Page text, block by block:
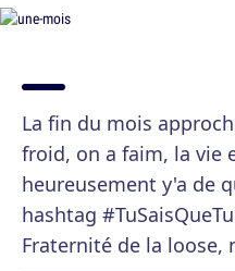
La fin du mois
froid, on a faim, la vie
heureusement y'a de
hashtag
Fraternité de la loose,